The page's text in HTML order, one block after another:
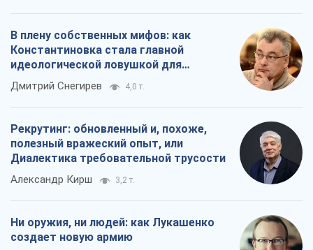
В плену собственных мифов: как
Константиновка стала главной
идеологической ловушкой для
российских оккупантов
Дмитрий Снегирев 4,0 т.
Рекрутинг: обновленный и, похоже,
полезный вражеский опыт, или
Диалектика требовательной трусости
Александр Кирш 3,2 т.
Ни оружия, ни людей: как Лукашенко
создает новую армию